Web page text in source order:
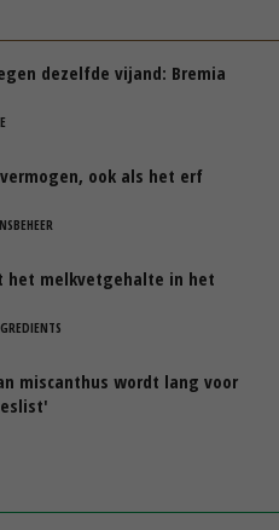
dezelfde vijand: Bremia
ook als het erf
het melkvetgehalte in het
miscanthus wordt lang voor